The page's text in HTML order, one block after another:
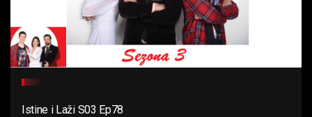
Istine i Laži S03 Ep78